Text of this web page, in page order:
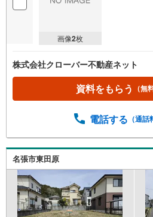
画像2枚
株式会社クローバー不動産ネット
資料をもらう （無
電話する （通話
名張市東田原